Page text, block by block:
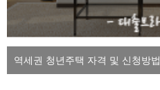
역세권 청년주택 자격 및 신청방법